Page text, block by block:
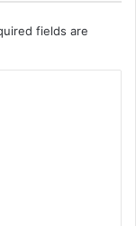
fields are